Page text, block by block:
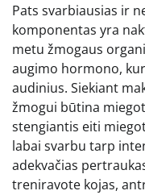
Pats svarbiausias ir
komponentas yra
metu žmogaus
augimo hormono,
audinius. Siekiant
žmogui būtina
stengiantis eiti
labai svarbu tarp
adekvačias
treniravote kojas,